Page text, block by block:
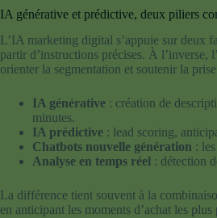
IA générative et prédictive, deux piliers
L’IA marketing digital s’appuie sur deux
partir d’instructions précises. À
orienter la segmentation et soutenir la
IA générative : création de
minutes.
IA prédictive : lead scoring,
Chatbots nouvelle génération :
Analyse en temps réel : détection
La différence tient souvent à la
en anticipant les moments d’achat les plus